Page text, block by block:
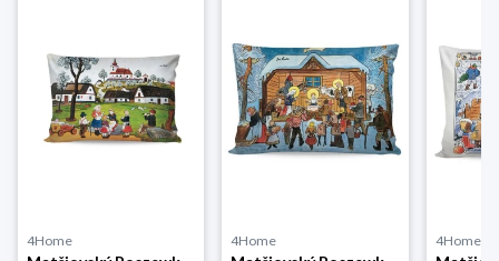
4Home 4Home 4Home